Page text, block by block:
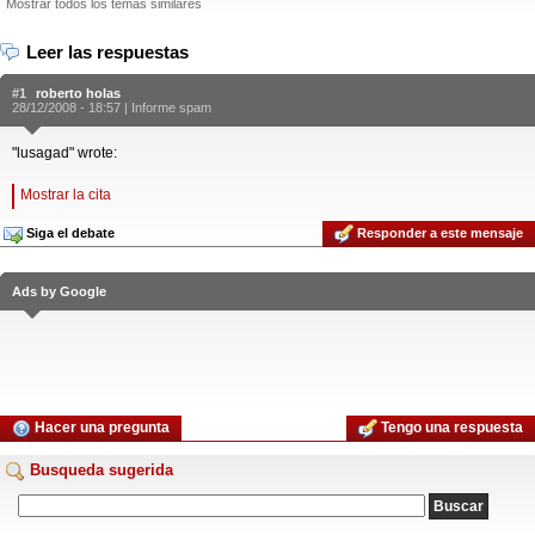
Mostrar todos los temas similares
Leer las respuestas
#1
roberto holas
28/12/2008 - 18:57 | Informe spam
"lusagad" wrote:
Mostrar la cita
Siga el debate Responder a este mensaje
Ads by Google
Hacer una pregunta Tengo una respuesta
Busqueda sugerida